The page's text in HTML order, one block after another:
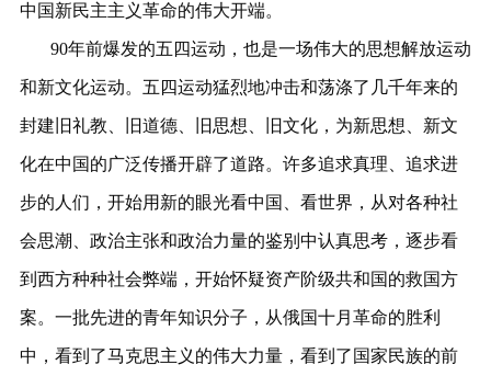
中国新民主主义革命的伟大开端。
90年前爆发的五四运动，也是一场伟大的思想解放运动
和新文化运动。五四运动猛烈地冲击和荡涤了几千年来的
封建旧礼教、旧道德、旧思想、旧文化，为新思想、新文
化在中国的广泛传播开辟了道路。许多追求真理、追求进
步的人们，开始用新的眼光看中国、看世界，从对各种社
会思潮、政治主张和政治力量的鉴别中认真思考，逐步看
到西方种种社会弊端，开始怀疑资产阶级共和国的救国方
案。一批先进的青年知识分子，从俄国十月革命的胜利
中，看到了马克思主义的伟大力量，看到了国家民族的前